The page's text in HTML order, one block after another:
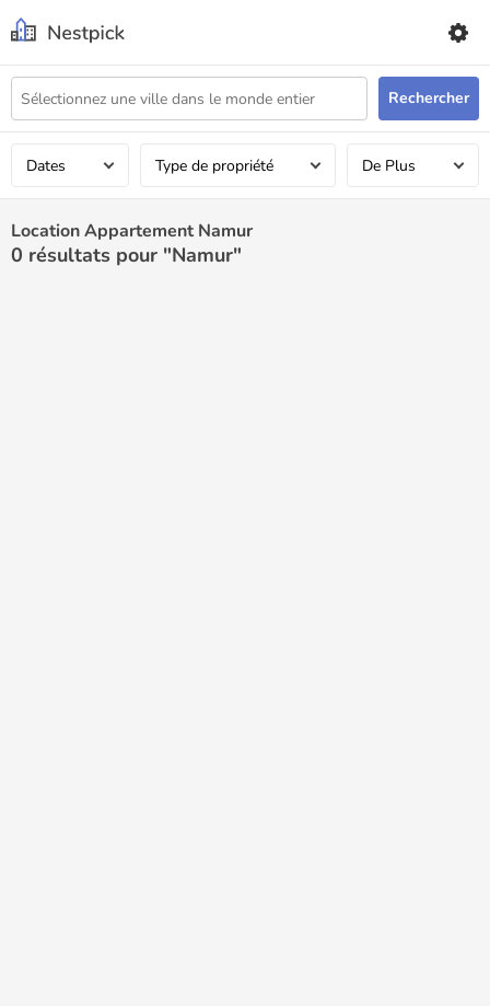
Rechercher
Dates Type de propriété De Plus
Location Appartement Namur
0 résultats pour "Namur"